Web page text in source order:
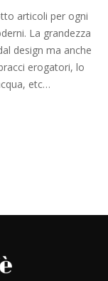
articoli per ogni
La grandezza
design ma anche
erogatori, lo
etc…